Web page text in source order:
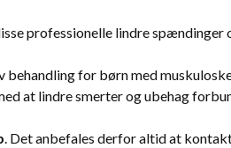
professionelle lindre spændinger
for børn med
at lindre smerter og ubehag
. Det anbefales derfor altid at